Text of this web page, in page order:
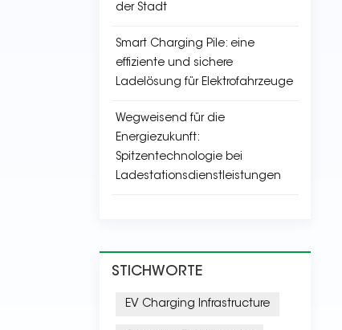
der Stadt
Smart Charging Pile: eine
effiziente und sichere
Ladelösung für Elektrofahrzeuge
Wegweisend für die
Energiezukunft:
Spitzentechnologie bei
Ladestationsdienstleistungen
STICHWORTE
EV Charging Infrastructure